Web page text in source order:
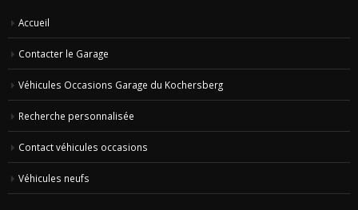
Accueil
Contacter le Garage
Véhicules Occasions Garage du Kochersberg
Recherche personnalisée
Contact véhicules occasions
Véhicules neufs